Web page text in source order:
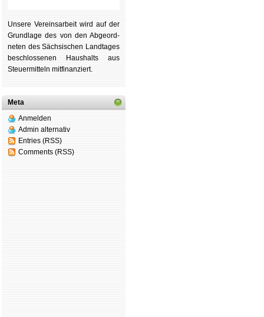
Unsere Ver­eins­ar­beit wird auf der
Grund­lage des von den Ab­ge­ord­
ne­ten des Säch­si­schen Land­tages
be­schlos­se­nen Haus­halts aus
Steu­er­mitteln mit­fi­nan­ziert.
Meta
Anmelden
Admin alternativ
Entries (RSS)
Comments (RSS)